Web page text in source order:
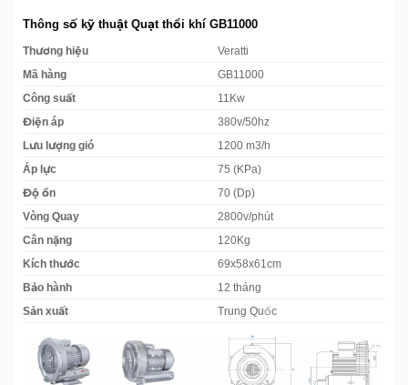
Thông số kỹ thuật Quạt thổi khí GB11000
Thương hiệu
Veratti
Mã hàng
GB11000
Công suất
11Kw
Điện áp
380v/50hz
Lưu lượng gió
1200 m3/h
Áp lực
75 (KPa)
Độ ồn
70 (Dp)
Vòng Quay
2800v/phút
Cân nặng
120Kg
Kích thước
69x58x61cm
Bảo hành
12 tháng
Sản xuất
Trung Quốc